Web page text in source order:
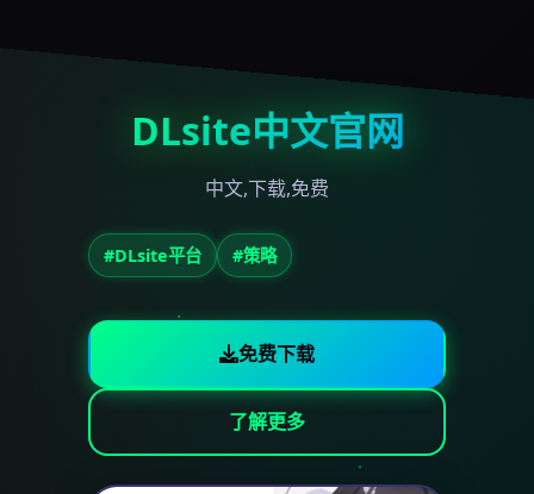
DLsite中文官网
中文,下载,免费
#DLsite平台 #策略
免费下载
了解更多